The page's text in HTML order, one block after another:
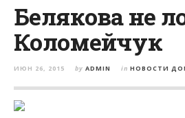
Белякова не
Коломейчук
ИЮН 26, 2015 by ADMIN in НОВОСТИ